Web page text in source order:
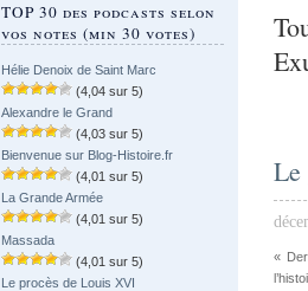
TOP 30 des podcasts selon
vos notes (min 30 votes)
Hélie Denoix de Saint Marc
(4,04 sur 5)
Alexandre le Grand
(4,03 sur 5)
Bienvenue sur Blog-Histoire.fr
(4,01 sur 5)
La Grande Armée
(4,01 sur 5)
Massada
(4,01 sur 5)
Le procès de Louis XVI
Le
«